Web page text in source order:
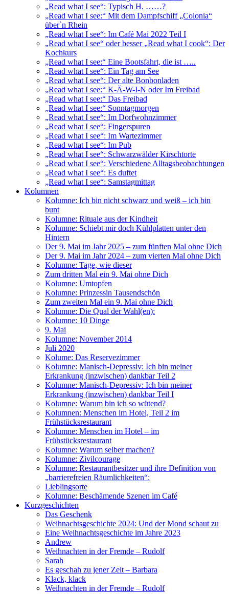
„Read what I see“: Typisch H. ……?
„Read what I see:“ Mit dem Dampfschiff „Colonia“
über`n Rhein
„Read what I see“: Im Café Mai 2022 Teil I
„Read what I see“ oder besser „Read what I cook“: Der
Kochkurs
„Read what I see:“ Eine Bootsfahrt, die ist …..
„Read what I see“: Ein Tag am See
„Read what I see“: Der alte Bonbonladen
„Read what I see:“ K-Ä-W-I-N oder Im Freibad
„Read what I see:“ Das Freibad
„Read what I see:“ Sonntagmorgen
„Read what I see“: Im Dorfwohnzimmer
„Read what I see“: Fingerspuren
„Read what I see“: Im Wartezimmer
„Read what I see“: Im Pub
„Read what I see“: Schwarzwälder Kirschtorte
„Read what I see“: Verschiedene Alltagsbeobachtungen
„Read what I see“: Es duftet
„Read what I see“: Samstagmittag
Kolumnen
Kolumne: Ich bin nicht schwarz und weiß – ich bin
bunt
Kolumne: Rituale aus der Kindheit
Kolumne: Schiebt mir doch Kühlplatten unter den
Hintern
Der 9. Mai im Jahr 2025 – zum fünften Mal ohne Dich
Der 9. Mai im Jahr 2024 – zum vierten Mal ohne Dich
Kolumne: Tage, wie dieser
Zum dritten Mal ein 9. Mai ohne Dich
Kolumne: Umtopfen
Kolumne: Prinzessin Tausendschön
Zum zweiten Mal ein 9. Mai ohne Dich
Kolumne: Die Qual der Wahl(en):
Kolumne: 10 Dinge
9. Mai
Kolumne: November 2014
Juli 2020
Kolume: Das Reservezimmer
Kolumne: Manisch-Depressiv: Ich bin meiner
Erkrankung (inzwischen) dankbar Teil 2
Kolumne: Manisch-Depressiv: Ich bin meiner
Erkrankung (inzwischen) dankbar Teil I
Kolumne: Warum bin ich so wütend?
Kolumnen: Menschen im Hotel, Teil 2 im
Frühstücksrestaurant
Kolumne: Menschen im Hotel – im
Frühstücksrestaurant
Kolumne: Warum selber machen?
Kolumne: Zivilcourage
Kolumne: Restaurantbesitzer und ihre Definition von
„barrierefreien Räumlichkeiten“:
Lieblingsorte
Kolumne: Beschämende Szenen im Café
Kurzgeschichten
Das Geschenk
Weihnachtsgeschichte 2024: Und der Mond schaut zu
Eine Weihnachtsgeschichte im Jahre 2023
Andrew
Weihnachten in der Fremde – Rudolf
Sarah
Es geschah zu jener Zeit – Barbara
Klack, klack
Weihnachten in der Fremde – Rudolf